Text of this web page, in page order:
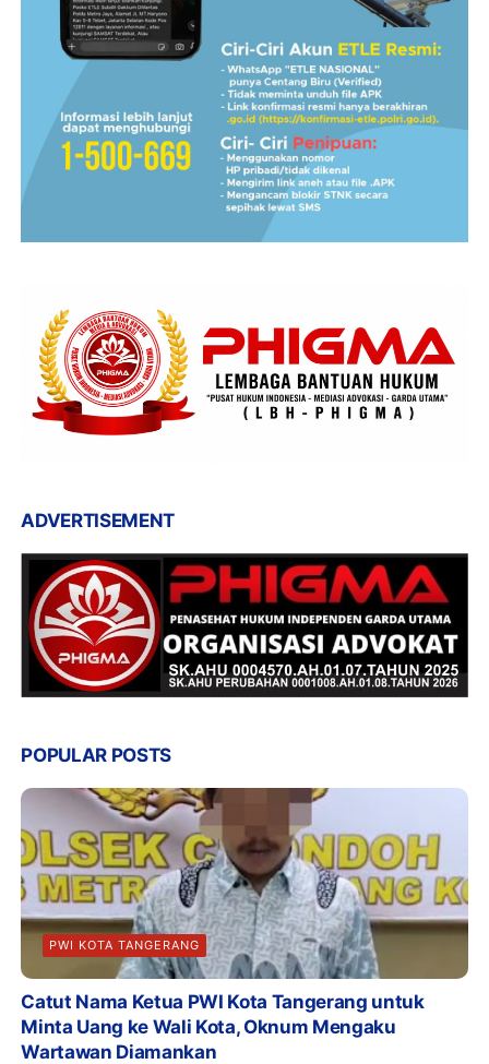
ADVERTISEMENT
POPULAR POSTS
PWI KOTA TANGERANG
Catut Nama Ketua PWI Kota Tangerang untuk
Minta Uang ke Wali Kota, Oknum Mengaku
Wartawan Diamankan